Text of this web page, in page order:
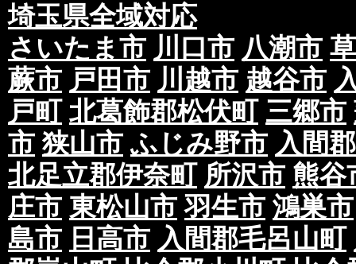
埼玉県全域対応
さいたま市 川口市 八潮市
蕨市 戸田市 川越市 越谷市
戸町 北葛飾郡松伏町 三郷市
市 狭山市 ふじみ野市 入間
北足立郡伊奈町 所沢市 熊谷
庄市 東松山市 羽生市 鴻巣市
島市 日高市 入間郡毛呂山町